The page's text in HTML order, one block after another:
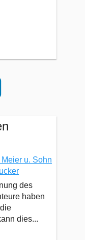
u. Sohn
des
haben
dies...